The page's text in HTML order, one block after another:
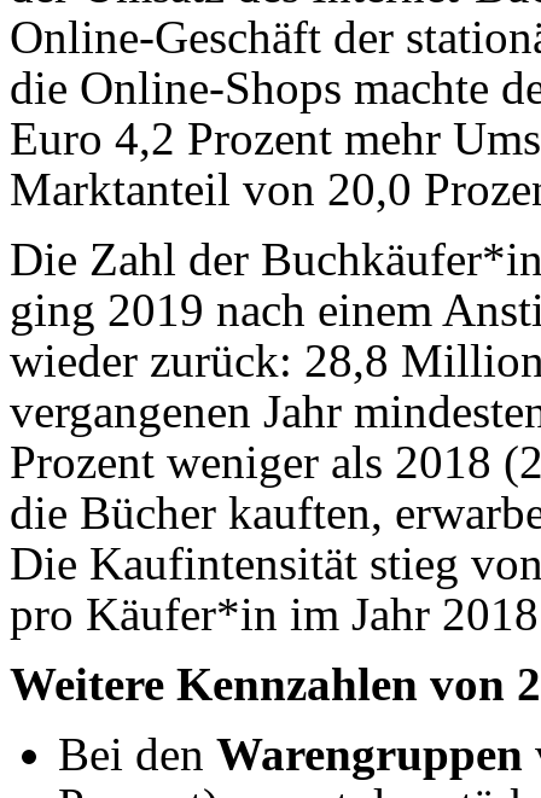
Online-Geschäft der
die Online-Shops machte
Euro 4,2 Prozent mehr
Marktanteil von 20,0
Die Zahl der
ging 2019 nach einem
wieder zurück: 28,8
vergangenen Jahr
Prozent weniger als 2018
die Bücher kauften,
Die Kaufintensität stieg
pro Käufer*in im Jahr
Weitere Kennzahlen von
Bei den Warengruppen